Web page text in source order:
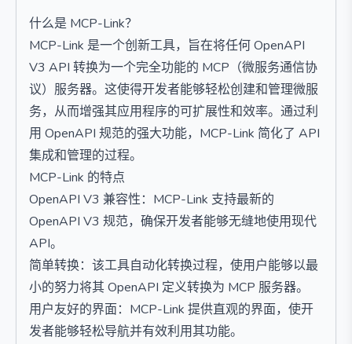
什么是 MCP-Link？
MCP-Link 是一个创新工具，旨在将任何 OpenAPI
V3 API 转换为一个完全功能的 MCP（微服务通信协
议）服务器。这使得开发者能够轻松创建和管理微服
务，从而增强其应用程序的可扩展性和效率。通过利
用 OpenAPI 规范的强大功能，MCP-Link 简化了 API
集成和管理的过程。
MCP-Link 的特点
OpenAPI V3 兼容性：MCP-Link 支持最新的
OpenAPI V3 规范，确保开发者能够无缝地使用现代
API。
简单转换：该工具自动化转换过程，使用户能够以最
小的努力将其 OpenAPI 定义转换为 MCP 服务器。
用户友好的界面：MCP-Link 提供直观的界面，使开
发者能够轻松导航并有效利用其功能。